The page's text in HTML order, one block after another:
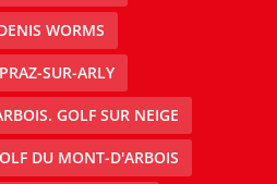
WORMS
SUR-ARLY
GOLF SUR NEIGE
DU MONT-D'ARBOIS